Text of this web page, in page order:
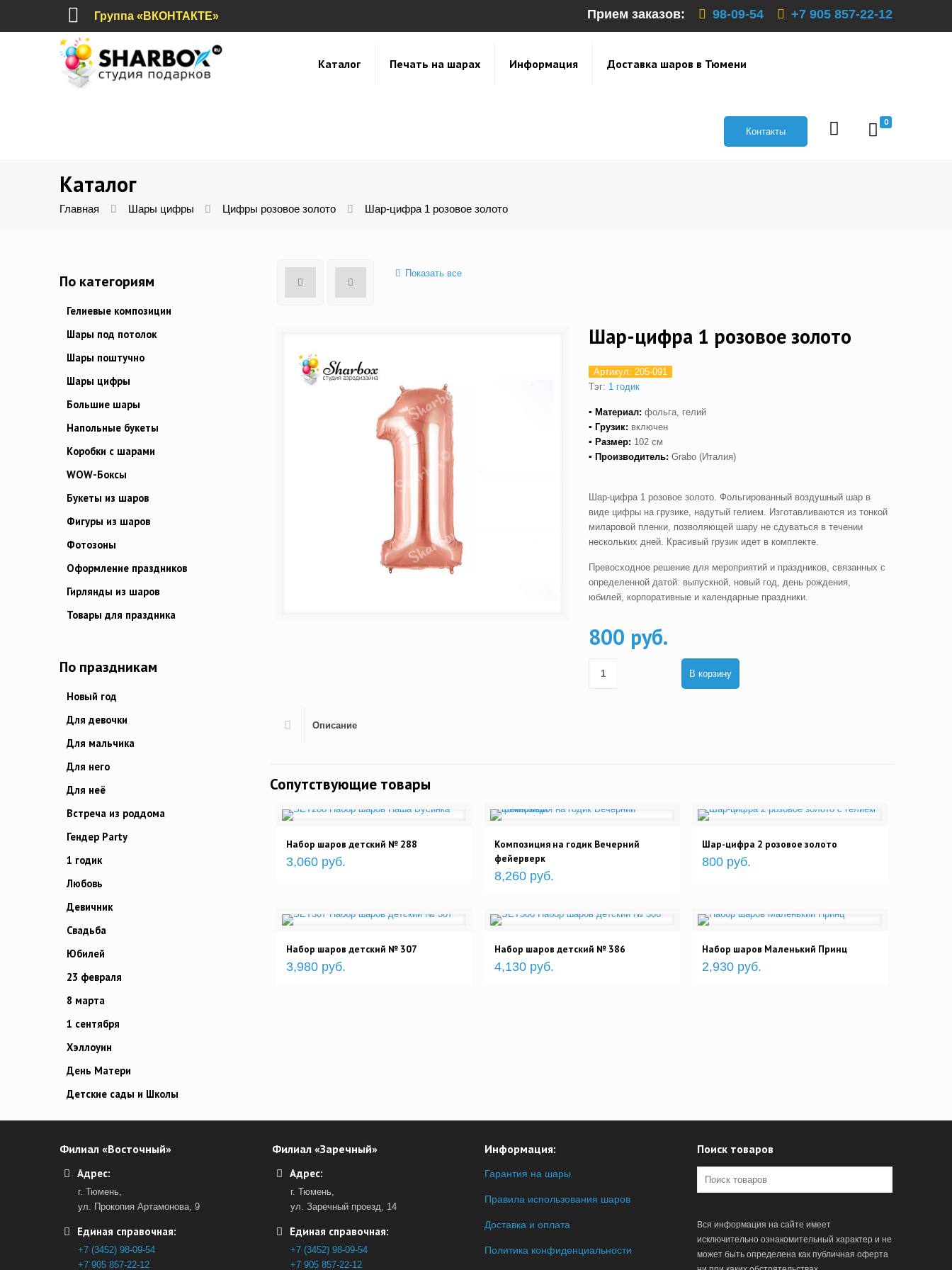
Прием заказов: 98-09-54 +7 905 857-22-12
Группа «ВКОНТАКТЕ»
Каталог Печать на шарах Информация Доставка шаров в Тюмени
0
Контакты
Каталог
Главная Шары цифры Цифры розовое золото Шар-цифра 1 розовое золото
Показать все
Шар-цифра 1 розовое золото
Артикул: 205-091
Тэг: 1 годик
▪ Материал: фольга, гелий
▪ Грузик: включен
▪ Размер: 102 см
▪ Производитель: Grabo (Италия)
Шар-цифра 1 розовое золото. Фольгированный воздушный шар в
виде цифры на грузике, надутый гелием. Изготавливаются из тонкой
миларовой пленки, позволяющей шару не сдуваться в течении
нескольких дней. Красивый грузик идет в комплекте.
Превосходное решение для мероприятий и праздников, связанных с
определенной датой: выпускной, новый год, день рождения,
юбилей, корпоративные и календарные праздники.
800 руб.
В корзину
Описание
Сопутствующие товары
Набор шаров детский № 288
3,060 руб.
Композиция на годик Вечерний
фейерверк
8,260 руб.
Шар-цифра 2 розовое золото
800 руб.
Набор шаров детский № 307
3,980 руб.
Набор шаров детский № 386
4,130 руб.
Набор шаров Маленький Принц
2,930 руб.
По категориям
Гелиевые композиции
Шары под потолок
Шары поштучно
Шары цифры
Большие шары
Напольные букеты
Коробки с шарами
WOW-Боксы
Букеты из шаров
Фигуры из шаров
Фотозоны
Оформление праздников
Гирлянды из шаров
Товары для праздника
По праздникам
Новый год
Для девочки
Для мальчика
Для него
Для неё
Встреча из роддома
Гендер Party
1 годик
Любовь
Девичник
Свадьба
Юбилей
23 февраля
8 марта
1 сентября
Хэллоуин
День Матери
Детские сады и Школы
Филиал «Восточный»
Адрес:
г. Тюмень,
ул. Прокопия Артамонова, 9
Единая справочная:
+7 (3452) 98-09-54
+7 905 857-22-12
Филиал «Заречный»
Адрес:
г. Тюмень,
ул. Заречный проезд, 14
Единая справочная:
+7 (3452) 98-09-54
+7 905 857-22-12
Информация:
Гарантия на шары
Правила использования шаров
Доставка и оплата
Политика конфиденциальности
Поиск товаров
Вся информация на сайте имеет
исключительно ознакомительный характер и не
может быть определена как публичная оферта